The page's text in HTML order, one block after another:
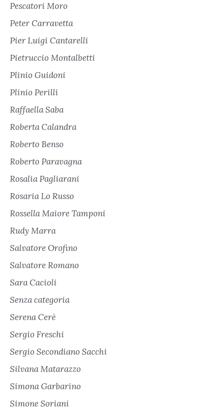
Pescatori Moro
Peter Carravetta
Pier Luigi Cantarelli
Pietruccio Montalbetti
Plinio Guidoni
Plinio Perilli
Raffaella Saba
Roberta Calandra
Roberto Benso
Roberto Paravagna
Rosalia Pagliarani
Rosaria Lo Russo
Rossella Maiore Tamponi
Rudy Marra
Salvatore Orofino
Salvatore Romano
Sara Cacioli
Senza categoria
Serena Cerè
Sergio Freschi
Sergio Secondiano Sacchi
Silvana Matarazzo
Simona Garbarino
Simone Soriani